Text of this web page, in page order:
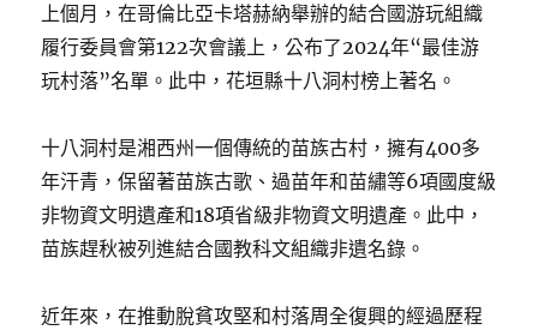
上個月，在哥倫比亞卡塔赫納舉辦的結合國游玩組織
履行委員會第122次會議上，公布了2024年“最佳游
玩村落”名單。此中，花垣縣十八洞村榜上著名。
十八洞村是湘西州一個傳統的苗族古村，擁有400多
年汗青，保留著苗族古歌、過苗年和苗繡等6項國度級
非物資文明遺產和18項省級非物資文明遺產。此中，
苗族趕秋被列進結合國教科文組織非遺名錄。
近年來，在推動脫貧攻堅和村落周全復興的經過歷程